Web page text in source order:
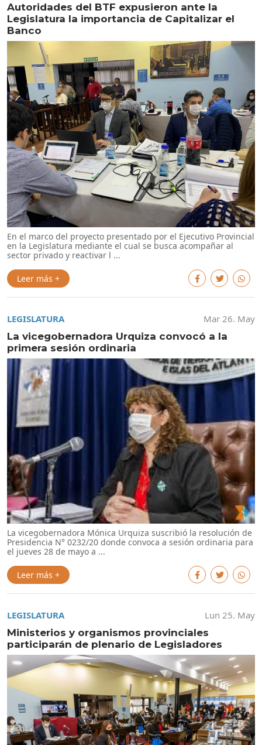
Autoridades del BTF expusieron ante la
Legislatura la importancia de Capitalizar el
Banco
En el marco del proyecto presentado por el Ejecutivo Provincial
en la Legislatura mediante el cual se busca acompañar al
sector privado y reactivar l ...
Leer más +
LEGISLATURA
Mar 26. May
La vicegobernadora Urquiza convocó a la
primera sesión ordinaria
La vicegobernadora Mónica Urquiza suscribió la resolución de
Presidencia N° 0232/20 donde convoca a sesión ordinaria para
el jueves 28 de mayo a ...
Leer más +
LEGISLATURA
Lun 25. May
Ministerios y organismos provinciales
participarán de plenario de Legisladores